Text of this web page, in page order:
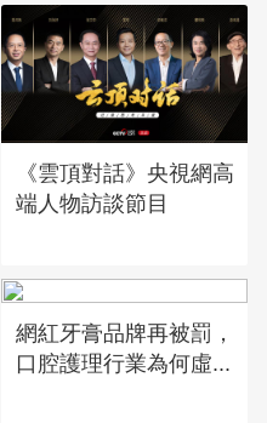
《雲頂對話》央視網高
端人物訪談節目
網紅牙膏品牌再被罰，
口腔護理行業為何虛...